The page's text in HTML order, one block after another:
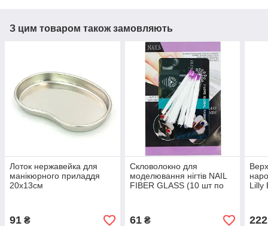
З цим товаром також замовляють
Лоток нержавейка для
манікюрного приладдя
20x13см
91 ₴
Скловолокно для
моделювання нігтів NAIL
FIBER GLASS (10 шт по
61₴
Lilly
222